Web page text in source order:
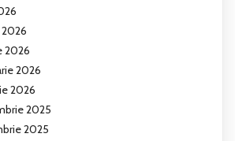
2026
2026
2026
2025
2025